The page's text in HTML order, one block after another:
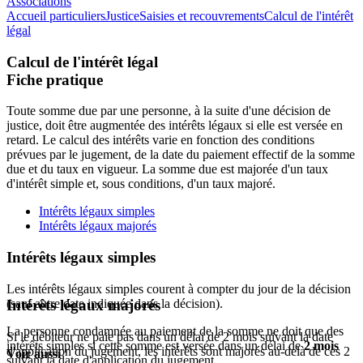
Accueil particuliersJusticeSaisies et recouvrementsCalcul de l'intérêt
légal
Calcul de l'intérêt légal
Fiche pratique
Toute somme due par une personne, à la suite d'une décision de
justice, doit être augmentée des intérêts légaux si elle est versée en
retard. Le calcul des intérêts varie en fonction des conditions
prévues par le jugement, de la date du paiement effectif de la somme
due et du taux en vigueur. La somme due est majorée d'un taux
d'intérêt simple et, sous conditions, d'un taux majoré.
Intérêts légaux simples
Intérêts légaux majorés
Intérêts légaux simples
Les intérêts légaux simples courent à compter du jour de la décision
(sauf autre date indiquée dans la décision).
La personne condamnée au paiement de la somme ne doit que des
intérêts simples si cette somme est versée dans un délai de2 mois
suivant la date d'application du jugement.
Intérêts légaux majorés
Si le débiteur ne paie pas dans un délai de 2 mois suivant la date
d'application du jugement, les intérêts sont majorés au-delà de ces 2
Voir aussi